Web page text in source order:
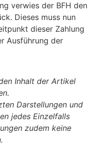
verwies der BFH den
Dieses muss nun
dieser Zahlung
Ausführung der
Inhalt der Artikel
Darstellungen und
jedes Einzelfalls
zudem keine